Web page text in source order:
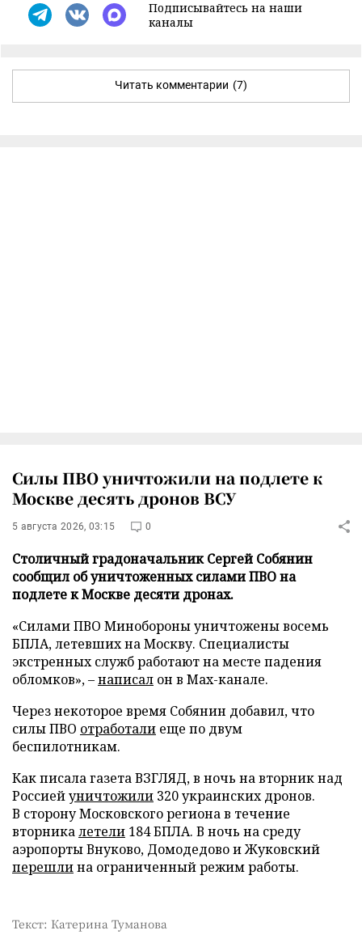
Подписывайтесь на наши
каналы
Читать комментарии (7)
Силы ПВО уничтожили на подлете к
Москве десять дронов ВСУ
5 августа 2026, 03:15 0
Столичный градоначальник Сергей Собянин
сообщил об уничтоженных силами ПВО на
подлете к Москве десяти дронах.
«Силами ПВО Минобороны уничтожены восемь
БПЛА, летевших на Москву. Специалисты
экстренных служб работают на месте падения
обломков», –написал он в Max-канале.
Через некоторое время Собянин добавил, что
силы ПВО отработали еще по двум
беспилотникам.
Как писала газета ВЗГЛЯД, в ночь на вторник над
Россиейуничтожили 320 украинских дронов.
В сторону Московского региона в течение
вторникалетели 184 БПЛА. В ночь на среду
аэропорты Внуково, Домодедово и Жуковский
перешлина ограниченный режим работы.
Текст: Катерина Туманова